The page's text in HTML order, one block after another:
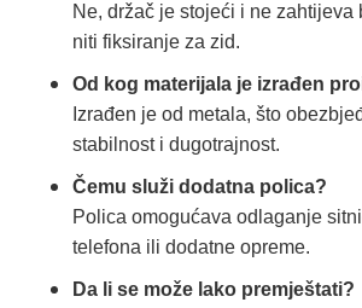
Ne, držač je stojeći i ne zahtijeva
niti fiksiranje za zid.
Od kog materijala je izrađen
Izrađen je od metala, što
stabilnost i dugotrajnost.
Čemu služi dodatna polica?
Polica omogućava odlaganje
telefona ili dodatne opreme.
Da li se može lako premještati?